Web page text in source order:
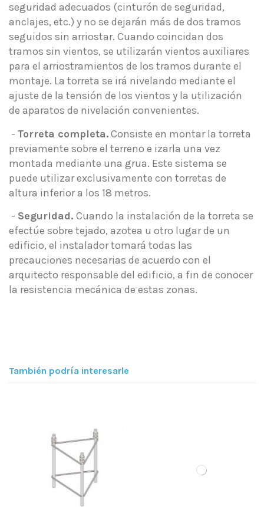
seguridad adecuados (cinturón de seguridad,
anclajes, etc.) y no se dejarán más de dos tramos
seguidos sin arriostar. Cuando coincidan dos
tramos sin vientos, se utilizarán vientos auxiliares
para el arriostramientos de los tramos durante el
montaje. La torreta se irá nivelando mediante el
ajuste de la tensión de los vientos y la utilización
de aparatos de nivelación convenientes.
- Torreta completa.Consiste en montar la torreta
previamente sobre el terreno e izarla una vez
montada mediante una grua. Este sistema se
puede utilizar exclusivamente con torretas de
altura inferior a los 18 metros.
- Seguridad. Cuando la instalación de la torreta se
efectúe sobre tejado, azotea u otro lugar de un
edificio, el instalador tomará todas las
precauciones necesarias de acuerdo con el
arquitecto responsable del edificio, a fin de conocer
la resistencia mecánica de estas zonas.
También podría interesarle